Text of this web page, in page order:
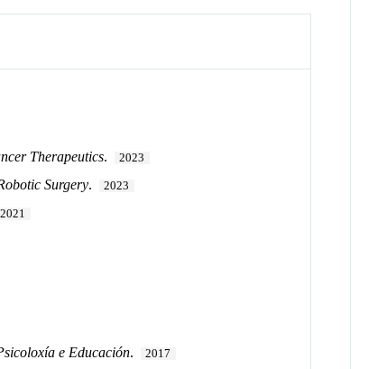
Therapeutics. 2023
Surgery. 2023
2021
e Educación. 2017